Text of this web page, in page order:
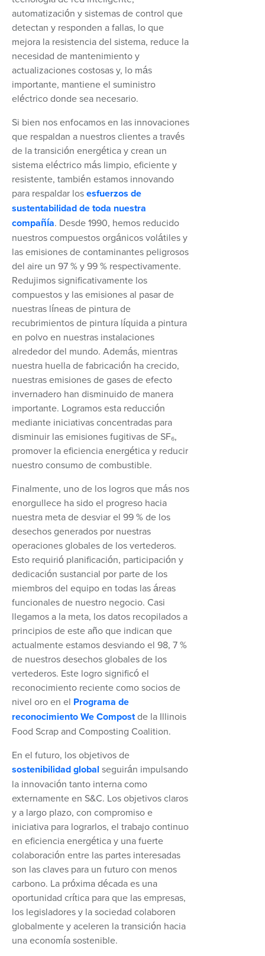
automatización y sistemas de control que
detectan y responden a fallas, lo que
mejora la resistencia del sistema, reduce la
necesidad de mantenimiento y
actualizaciones costosas y, lo más
importante, mantiene el suministro
eléctrico donde sea necesario.
Si bien nos enfocamos en las innovaciones
que respaldan a nuestros clientes a través
de la transición energética y crean un
sistema eléctrico más limpio, eficiente y
resistente, también estamos innovando
para respaldar losesfuerzos de
sustentabilidad de toda nuestra
compañía. Desde 1990, hemos reducido
nuestros compuestos orgánicos volátiles y
las emisiones de contaminantes peligrosos
del aire un 97 % y 99 % respectivamente.
Redujimos significativamente los
compuestos y las emisiones al pasar de
nuestras líneas de pintura de
recubrimientos de pintura líquida a pintura
en polvo en nuestras instalaciones
alrededor del mundo. Además, mientras
nuestra huella de fabricación ha crecido,
nuestras emisiones de gases de efecto
invernadero han disminuido de manera
importante. Logramos esta reducción
mediante iniciativas concentradas para
disminuir las emisiones fugitivas de SF₆,
promover la eficiencia energética y reducir
nuestro consumo de combustible.
Finalmente, uno de los logros que más nos
enorgullece ha sido el progreso hacia
nuestra meta de desviar el 99 % de los
desechos generados por nuestras
operaciones globales de los vertederos.
Esto requirió planificación, participación y
dedicación sustancial por parte de los
miembros del equipo en todas las áreas
funcionales de nuestro negocio. Casi
llegamos a la meta, los datos recopilados a
principios de este año que indican que
actualmente estamos desviando el 98, 7 %
de nuestros desechos globales de los
vertederos. Este logro significó el
reconocimiento reciente como socios de
nivel oro en el Programa de
reconocimiento We Compostde la Illinois
Food Scrap and Composting Coalition.
En el futuro, los objetivos de
sostenibilidad global seguirán impulsando
la innovación tanto interna como
externamente en S&C. Los objetivos claros
y a largo plazo, con compromiso e
iniciativa para lograrlos, el trabajo continuo
en eficiencia energética y una fuerte
colaboración entre las partes interesadas
son las claves para un futuro con menos
carbono. La próxima década es una
oportunidad crítica para que las empresas,
los legisladores y la sociedad colaboren
globalmente y aceleren la transición hacia
una economía sostenible.